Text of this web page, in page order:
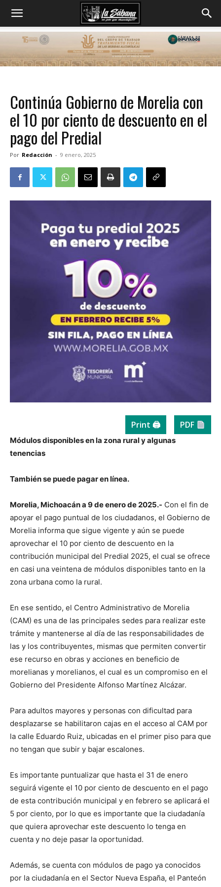
Continúa Gobierno de Morelia con
el 10 por ciento de descuento en el
pago del Predial
Por Redacción - 9 enero, 2025
Print 🖨 PDF
Módulos disponibles en la zona rural y algunas
tenencias
También se puede pagar en línea.
Morelia, Michoacán a 9 de enero de 2025.- Con el fin de
apoyar el pago puntual de los ciudadanos, el Gobierno de
Morelia informa que sigue vigente y aún se puede
aprovechar el 10 por ciento de descuento en la
contribución municipal del Predial 2025, el cual se ofrece
en casi una veintena de módulos disponibles tanto en la
zona urbana como la rural.
En ese sentido, el Centro Administrativo de Morelia
(CAM) es una de las principales sedes para realizar este
trámite y mantenerse al día de las responsabilidades de
las y los contribuyentes, mismas que permiten convertir
ese recurso en obras y acciones en beneficio de
morelianas y morelianos, el cual es un compromiso en el
Gobierno del Presidente Alfonso Martínez Alcázar.
Para adultos mayores y personas con dificultad para
desplazarse se habilitaron cajas en el acceso al CAM por
la calle Eduardo Ruiz, ubicadas en el primer piso para que
no tengan que subir y bajar escalones.
Es importante puntualizar que hasta el 31 de enero
seguirá vigente el 10 por ciento de descuento en el pago
de esta contribución municipal y en febrero se aplicará el
5 por ciento, por lo que es importante que la ciudadanía
que quiera aprovechar este descuento lo tenga en
cuenta y no deje pasar la oportunidad.
Además, se cuenta con módulos de pago ya conocidos
por la ciudadanía en el Sector Nueva España, el Panteón